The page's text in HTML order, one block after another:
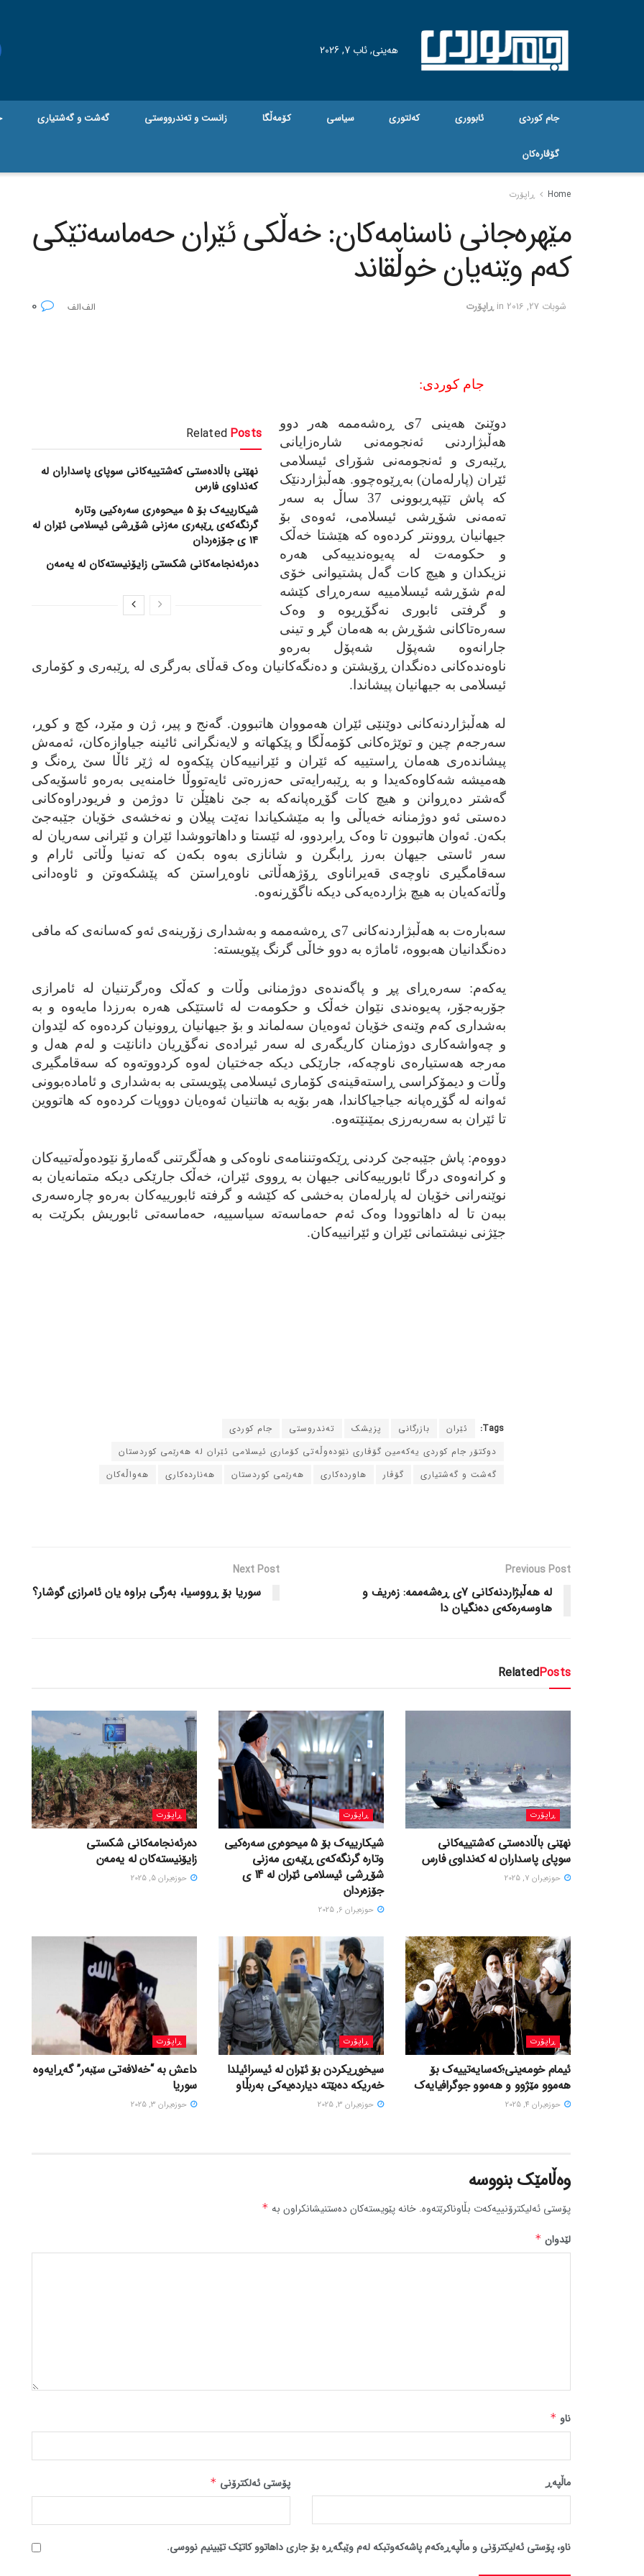
هه‌ینی, ئاب 7, 2026
جام کوردی ئابووری کەلتوری سیاسی کۆمەڵگا زانست و تەندرووستی گه‌شت و گه‌شتیاری
گۆڤاره‌کان
Home ڕاپۆرت
مێهره‌جانی ناسنامه‌کان: خه‌ڵکی ئێران حه‌ماسه‌تێکی
که‌م وێنه‌یان خوڵقاند
شوبات 27, 2016 in ڕاپۆرت
جام کوردی:
Related Posts
نهێنی باڵادەستی کەشتییەکانی سوپای پاسداران لە
کەنداوی فارس
شیکارییەک بۆ 5 میحوەری سەرەکیی وتارە
گرنگەکەی ڕێبەری مەزنی شۆڕشی ئیسلامی ئێران لە
14 ی جۆزەردان
دەرئەنجامەکانی شکستی زایۆنیستەکان لە یەمەن
دوێنێ هه‌ینی 7ی ڕه‌شه‌ممه‌ هه‌ر دوو
هه‌ڵبژاردنی ئه‌نجومه‌نی شاره‌زایانی
ڕێبه‌ری و ئه‌نجومه‌نی شۆرای ئیسلامی
ئێران (پارله‌مان) به‌ڕێوه‌چوو. هه‌ڵبژاردنێک
که‌ پاش تێپه‌ڕبوونی 37 ساڵ به‌ سه‌ر
ته‌مه‌نی شۆڕشی ئیسلامی، ئه‌وه‌ی بۆ
جیهانیان ڕوونتر کرده‌وه‌ که‌ هێشتا خه‌ڵک
و حکومه‌ت له‌ په‌یوه‌‌ندییه‌کی هه‌ره‌
نزیکدان و هیچ کات گه‌ل پشتیوانی خۆی
له‌م شۆڕشه‌ ئیسلامییه‌ سه‌ره‌ڕای کێشه‌
و گرفتی ئابوری نه‌گۆڕیوه‌ و وه‌ک
سه‌ره‌تاکانی شۆڕش به‌ هه‌مان گڕ و تینی
جارانه‌وه‌ شه‌پۆل شه‌پۆل به‌ره‌و
ناوه‌نده‌کانی ده‌نگدان ڕۆیشتن و ده‌نگه‌کانیان وه‌ک قه‌ڵای به‌رگری له‌ ڕێبه‌ری و کۆماری
ئیسلامی به‌ جیهانیان پیشاندا.
له‌ هه‌ڵبژاردنه‌کانی دوێنێی ئێران هه‌مووان هاتبوون. گه‌نج و پیر، ژن و مێرد، کچ و کوڕ،
سه‌رجه‌م چین و توێژه‌کانی کۆمه‌ڵگا و پێکهاته‌ و لایه‌نگرانی ئائینه‌ جیاوازه‌کان، ئه‌مه‌ش
پیشانده‌ری هه‌مان ڕاستییه‌ که‌ ئێران و ئێرانییه‌کان پێکه‌وه‌ له‌ ژێر ئاڵا سێ ڕه‌نگ و
هه‌میشه‌ شه‌کاوه‌که‌یدا و به‌ ڕێبه‌رایه‌تی حه‌زره‌تی ئایه‌تووڵا خامنه‌یی به‌ره‌و ئاسۆیه‌کی
گه‌شتر ده‌ڕوانن و هیچ کات گۆڕه‌پانه‌که‌ به‌ جێ ناهێڵن تا دوژمن و فریودراوه‌کانی
ده‌ستی ئه‌و دوژمنانه‌ خه‌یاڵی وا به‌ مێشکیاندا نه‌ێت پیلان و نه‌خشه‌ی خۆیان جێبه‌جێ
بکه‌ن. ئه‌وان هاتبوون تا وه‌ک ڕابردوو، له‌ ئێستا و داهاتووشدا ئێران و ئێرانی سه‌ریان له‌
سه‌ر ئاستی جیهان به‌رز ڕابگرن و شانازی به‌وه‌ بکه‌ن که‌ ته‌نیا وڵاتی ئارام و
سه‌قامگیری ناوچه‌ی قه‌یراناوی ڕۆژهه‌ڵاتی ناوه‌ڕاستن که‌ پێشکه‌وتن و ئاوه‌دانی
وڵاته‌که‌یان به‌ هیچ بژارده‌یه‌کی دیکه‌ ناگۆڕنه‌وه‌.
سه‌باره‌ت به‌ هه‌ڵبژاردنه‌کانی 7ی ڕه‌شه‌ممه‌ و به‌شداری زۆرینه‌ی ئه‌و که‌سانه‌ی که‌ مافی
ده‌نگدانیان هه‌بووه‌، ئاماژه‌ به‌ دوو خاڵی گرنگ پێویسته‌:
یه‌که‌م: سه‌ره‌ڕای پڕ و پاگه‌نده‌ی دوژمنانی وڵات و که‌ڵک وه‌رگرتنیان له‌ ئامرازی
جۆربه‌جۆر، په‌یوه‌ندی نێوان خه‌ڵک و حکومه‌ت له‌ ئاستێکی هه‌ره‌ به‌رزدا مایه‌وه‌‌ و به‌
به‌شداری که‌م وێنه‌ی خۆیان ئه‌وه‌یان سه‌لماند و بۆ جیهانیان ڕوونیان کرده‌وه‌ که‌ لێدوان
و چه‌واشه‌کاری دوژمنان کاریگه‌ری له‌ سه‌ر ئیراده‌ی نه‌گۆڕیان دانانێت و له‌م هه‌ل و
مه‌رجه‌ هه‌ستیاره‌ی ناوچه‌که‌، جارێکی دیکه‌ جه‌ختیان له‌وه‌ کردووته‌وه‌ که‌ سه‌قامگیری
وڵات و دیمۆکراسی ڕاسته‌قینه‌ی کۆماری ئیسلامی پێویستی به‌ به‌شداری و ئاماده‌بوونی
ئه‌وانه‌ له‌ گۆڕه‌پانه‌ جیاجیاکاندا، هه‌ر بۆیه‌ به‌ هاتنیان ئه‌وه‌یان دووپات کرده‌وه‌ که‌ هاتووین
تا ئێران به‌ سه‌ربه‌رزی بمێنێته‌وه‌.
دووه‌م: پاش جێبه‌جێ کردنی ڕێکه‌وتننامه‌ی ناوه‌کی و هه‌ڵگرتنی گه‌مارۆ نێوده‌وڵه‌تییه‌کان
و کرانه‌وه‌ی درگا ئابورییه‌کانی جیهان به‌ ڕووی ئێران، خه‌ڵک جارێکی دیکه‌ متمانه‌یان به‌
نوێنه‌رانی خۆیان له‌ پارله‌مان به‌خشی که‌ کێشه‌ و گرفته‌ ئابورییه‌کان به‌ره‌و چاره‌سه‌ری
ببه‌ن تا له‌ داهاتوودا وه‌ک ئه‌م حه‌ماسه‌ته‌ سیاسییه‌، حه‌ماسه‌تی ئابوریش بکرێت به‌
جێژنی نیشتمانی ئێران و ئێرانییه‌کان.
Tags: ئێران بازرگانی پزیشک ته‌ندروستی
جام کوردی
دوکتۆر جام کوردی یه‌که‌مین گۆڤاری نێوده‌وڵه‌تی کۆماری ئیسلامی ئێران له‌ هه‌رێمی کوردستان
گه‌شت و گه‌شتیاری
گۆڤار هاورده‌کاری هه‌رێمی کوردستان هه‌نارده‌کاری هه‌واڵه‌کان
Previous Post
له‌ هه‌ڵبژاردنه‌کانی 7ی ڕه‌شه‌ممه‌: زه‌ریف و
هاوسه‌ره‌که‌ی ده‌نگیان دا
Next Post
سوریا بۆ ڕووسیا، به‌رگی براوه‌ یان ئامرازی گوشار؟
RelatedPosts
ڕاپۆرت
نهێنی باڵادەستی کەشتییەکانی
سوپای پاسداران لە کەنداوی فارس
حوزه‌یران 7, 2025
ڕاپۆرت
شیکارییەک بۆ 5 میحوەری سەرەکیی
وتارە گرنگەکەی ڕێبەری مەزنی
شۆڕشی ئیسلامی ئێران لە 14 ی
جۆزەردان
حوزه‌یران 6, 2025
ڕاپۆرت
دەرئەنجامەکانی شکستی
زایۆنیستەکان لە یەمەن
حوزه‌یران 5, 2025
ڕاپۆرت
ئیمام خومەینی؛کەسایەتییەک بۆ
هەموو مێژوو و هەموو جوگرافیایەک
حوزه‌یران 4, 2025
ڕاپۆرت
سیخوڕیکردن بۆ ئێران لە ئیسرائیلدا
خەریکە دەبێتە دیاردەیەکی بەربڵاو
حوزه‌یران 3, 2025
ڕاپۆرت
داعش بە “خەلافەتی سێبەر” گەڕایەوە
سوریا
حوزه‌یران 3, 2025
وەڵامێک بنووسە
پۆستی ئەلیکترۆنییەکەت بڵاوناکرێتەوە. خانە پێویستەکان دەستنیشانکراون بە *
لێدوان *
ناو *
پۆستی ئەلکترۆنی * ماڵپه‌ڕ
ناو، پۆستی ئەلیکترۆنی و ماڵپەڕەکەم پاشەکەوتبکە لەم وێبگەڕە بۆ جاری داهاتوو کاتێک تێبینیم نووسی.